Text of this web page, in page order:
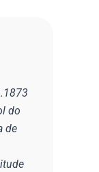
do
de